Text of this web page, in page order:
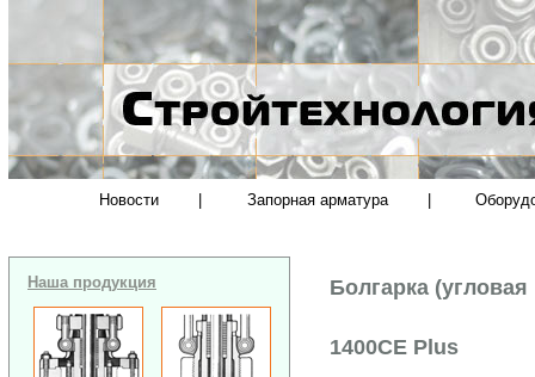
Новости Запорная арматура
Наша продукция Болгарка
1400CE Plus